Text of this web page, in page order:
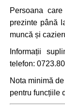
Persoana
prezinte până
muncă și
Informații
telefon:
Nota minimă
pentru funcțiile